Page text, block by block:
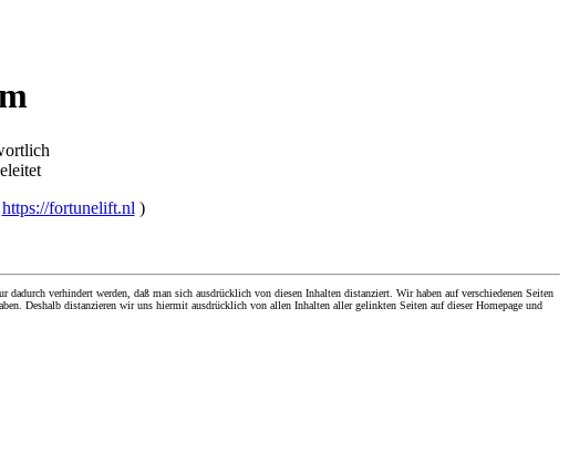
https://fortunelift.nl )
verhindert werden, daß man sich ausdrücklich von diesen Inhalten distanziert. Wir haben auf verschiedenen Seiten
Deshalb distanzieren wir uns hiermit ausdrücklich von allen Inhalten aller gelinkten Seiten auf dieser Homepage und